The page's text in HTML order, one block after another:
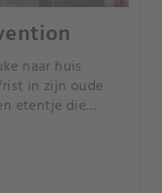
naar huis
in zijn oude
etentje die